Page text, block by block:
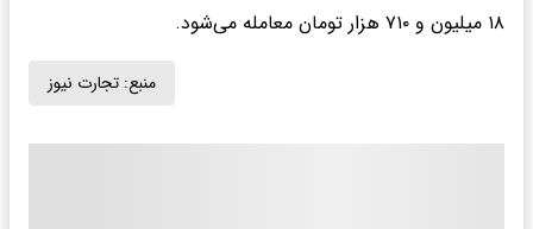
۱۸ میلیون و ۷۱۰ هزار تومان معامله می‌شود.
منبع: تجارت نیوز